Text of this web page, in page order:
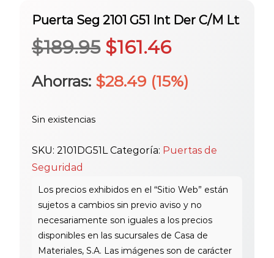
Puerta Seg 2101 G51 Int Der C/M Lt
$189.95 El
precio
era:
$161.46El
precio
es:
Ahorras: $28.49 (15%)
Sin existencias
SKU: 2101DG51L Categoría: Puertas de
Seguridad